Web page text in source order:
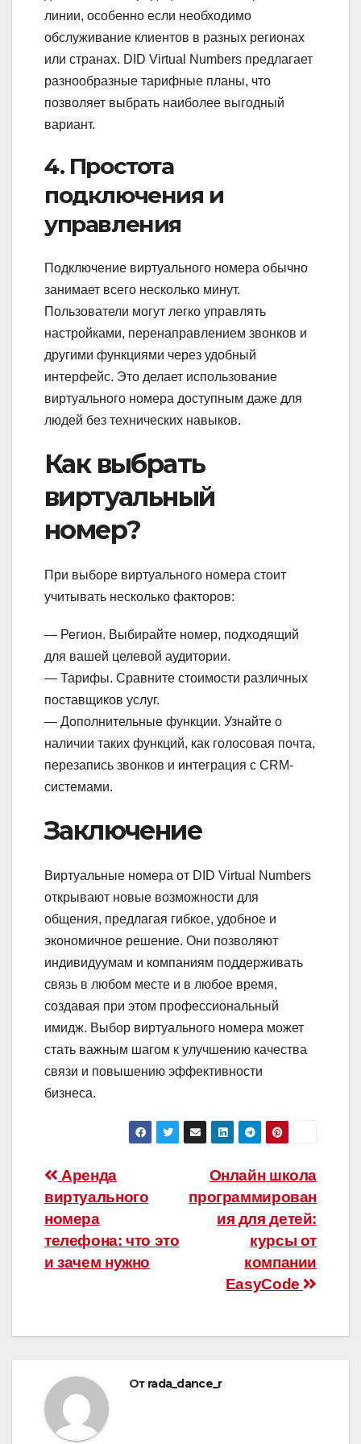
линии, особенно если необходимо
обслуживание клиентов в разных регионах
или странах. DID Virtual Numbers предлагает
разнообразные тарифные планы, что
позволяет выбрать наиболее выгодный
вариант.
4. Простота
подключения и
управления
Подключение виртуального номера обычно
занимает всего несколько минут.
Пользователи могут легко управлять
настройками, перенаправлением звонков и
другими функциями через удобный
интерфейс. Это делает использование
виртуального номера доступным даже для
людей без технических навыков.
Как выбрать
виртуальный
номер?
При выборе виртуального номера стоит
учитывать несколько факторов:
— Регион. Выбирайте номер, подходящий
для вашей целевой аудитории.
— Тарифы. Сравните стоимости различных
поставщиков услуг.
— Дополнительные функции. Узнайте о
наличии таких функций, как голосовая почта,
перезапись звонков и интеграция с CRM-
системами.
Заключение
Виртуальные номера от DID Virtual Numbers
открывают новые возможности для
общения, предлагая гибкое, удобное и
экономичное решение. Они позволяют
индивидуумам и компаниям поддерживать
связь в любом месте и в любое время,
создавая при этом профессиональный
имидж. Выбор виртуального номера может
стать важным шагом к улучшению качества
связи и повышению эффективности
бизнеса.
Навигация
по
записям
Онлайн школа
программирован
ия для детей:
курсы от
компании
EasyCode
Аренда
виртуального
номера
телефона: что это
и зачем нужно
От rada_dance_r